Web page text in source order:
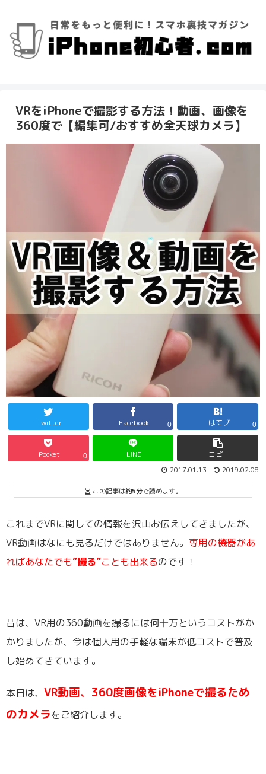
VRをiPhoneで撮影する方法！動画、画像を
360度で【編集可/おすすめ全天球カメラ】
Twitter Facebook 0 はてブ 0
Pocket 0 LINE コピー
2019.02.08
2017.01.13
この記事は約5分で読めます。
これまでVRに関しての情報を沢山お伝えしてきましたが、
VR動画はなにも見るだけではありません。 専用の機器があ
ればあなたでも”撮る”ことも出来るのです！
昔は、VR用の360動画を撮るには何十万というコストがか
かりましたが、今は個人用の手軽な端末が低コストで普及
し始めてきています。
本日は、 VR動画、360度画像をiPhoneで撮るため
のカメラをご紹介します。